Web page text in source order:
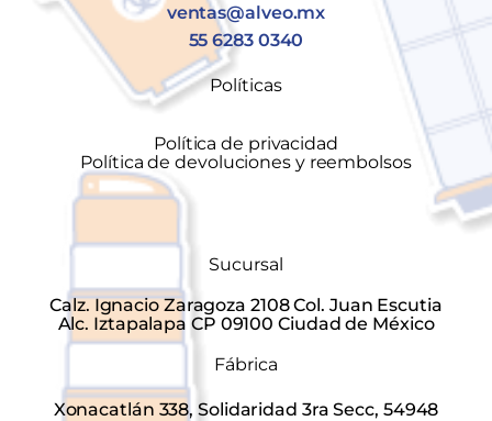
ventas@alveo.mx
55 6283 0340
Políticas
Política de privacidad
Política de devoluciones y reembolsos
Sucursal
Calz. Ignacio Zaragoza 2108 Col. Juan Escutia
Alc. Iztapalapa CP 09100 Ciudad de México
Fábrica
Xonacatlán 338, Solidaridad 3ra Secc, 54948